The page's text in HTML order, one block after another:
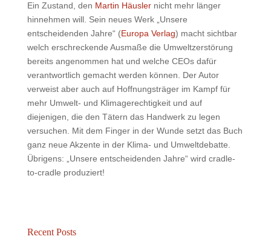
Ein Zustand, den Martin Häuslernicht mehr länger
hinnehmen will. Sein neues Werk „Unsere
entscheidenden Jahre“ (Europa Verlag) macht sichtbar
welch erschreckende Ausmaße die Umweltzerstörung
bereits angenommen hat und welche CEOs dafür
verantwortlich gemacht werden können. Der Autor
verweist aber auch auf Hoffnungsträger im Kampf für
mehr Umwelt- und Klimagerechtigkeit und auf
diejenigen, die den Tätern das Handwerk zu legen
versuchen. Mit dem Finger in der Wunde setzt das Buch
ganz neue Akzente in der Klima- und Umweltdebatte.
Übrigens: „Unsere entscheidenden Jahre“ wird cradle-
to-cradle produziert!
Recent Posts